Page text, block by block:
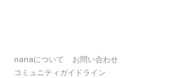
nanaについて
お問い合わせ
コミュニティガイドライン